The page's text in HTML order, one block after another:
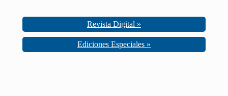
Revista Digital »
Ediciones Especiales »